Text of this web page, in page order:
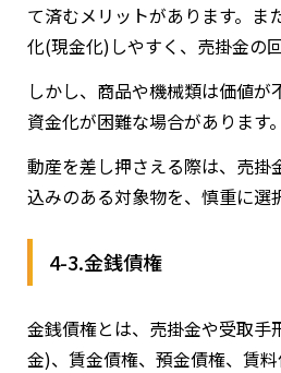
て済むメリットがあります。ま
化(現金化)しやすく、売掛金の
しかし、商品や機械類は価値が
資金化が困難な場合があります。
動産を差し押さえる際は、売掛
込みのある対象物を、慎重に選
4-3.金銭債権
金銭債権とは、売掛金や受取手
金)、賃金債権、預金債権、賃料